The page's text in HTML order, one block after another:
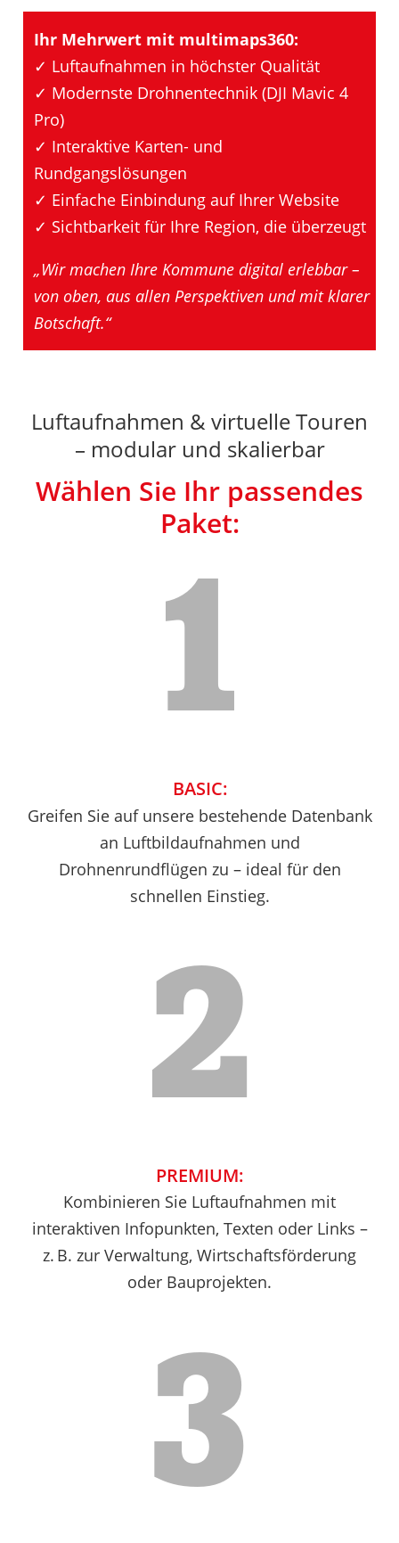
Ihr Mehrwert mit multimaps360:
✓ Luftaufnahmen in höchster Qualität
✓ Modernste Drohnentechnik (DJI Mavic 4
Pro)
✓ Interaktive Karten- und
Rundgangslösungen
✓ Einfache Einbindung auf Ihrer Website
✓ Sichtbarkeit für Ihre Region, die überzeugt
„Wir machen Ihre Kommune digital erlebbar –
von oben, aus allen Perspektiven und mit klarer
Botschaft.“
Luftaufnahmen & virtuelle Touren
– modular und skalierbar
Wählen Sie Ihr passendes
Paket:
1
BASIC:
Greifen Sie auf unsere bestehende Datenbank
an Luftbildaufnahmen und
Drohnenrundflügen zu – ideal für den
schnellen Einstieg.
2
PREMIUM:
Kombinieren Sie Luftaufnahmen mit
interaktiven Infopunkten, Texten oder Links –
z. B. zur Verwaltung, Wirtschaftsförderung
oder Bauprojekten.
3